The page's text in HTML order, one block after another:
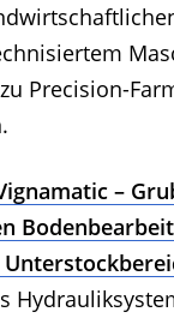
Precision-
–